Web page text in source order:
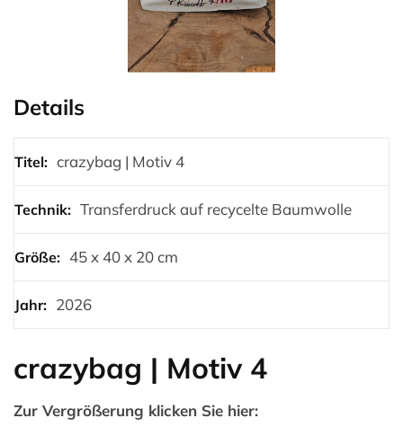
Details
Titel: crazybag | Motiv 4
Technik: Transferdruck auf recycelte Baumwolle
Größe: 45 x 40 x 20 cm
Jahr: 2026
crazybag | Motiv 4
Zur Vergrößerung klicken Sie hier: